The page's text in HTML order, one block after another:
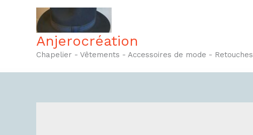
Anjerocréation
Chapelier - Vêtements - Accessoires de mode - Retouches